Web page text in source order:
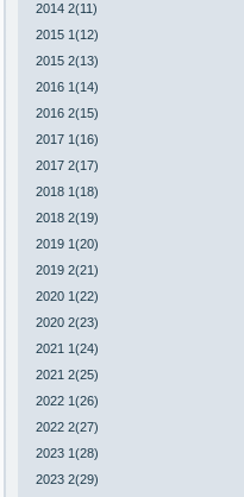
2014 2(11)
2015 1(12)
2015 2(13)
2016 1(14)
2016 2(15)
2017 1(16)
2017 2(17)
2018 1(18)
2018 2(19)
2019 1(20)
2019 2(21)
2020 1(22)
2020 2(23)
2021 1(24)
2021 2(25)
2022 1(26)
2022 2(27)
2023 1(28)
2023 2(29)